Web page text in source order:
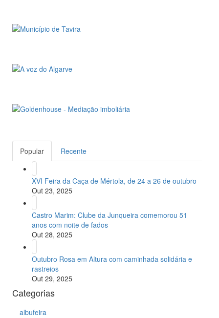
Popular Recente
XVI Feira da Caça de Mértola, de 24 a 26 de outubro
Out 23, 2025
Castro Marim: Clube da Junqueira comemorou 51
anos com noite de fados
Out 28, 2025
Outubro Rosa em Altura com caminhada solidária e
rastreios
Out 29, 2025
Categorias
albufeira